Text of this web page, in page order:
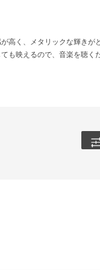
高く、メタリックな輝き
も映えるので、音楽を聴